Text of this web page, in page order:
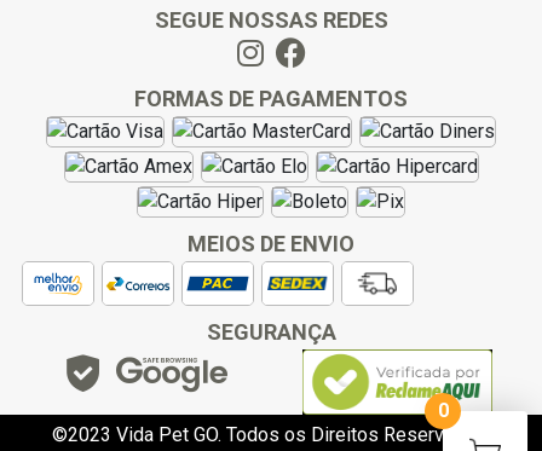
SEGUE NOSSAS REDES
FORMAS DE PAGAMENTOS
MEIOS DE ENVIO
SEGURANÇA
©2023 Vida Pet GO. Todos os Direitos Reservados.
0